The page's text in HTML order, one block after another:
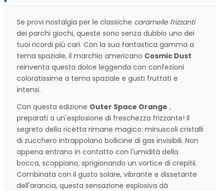
Se provi nostalgia per le classiche caramelle frizzanti
dei parchi giochi, queste sono senza dubbio uno dei
tuoi ricordi più cari. Con la sua fantastica gamma a
tema spaziale, il marchio americano Cosmic Dust
reinventa questa dolce leggenda con confezioni
coloratissime a tema spaziale e gusti fruttati e
intensi.
Con questa edizione Outer Space Orange ,
preparati a un'esplosione di freschezza frizzante! Il
segreto della ricetta rimane magico: minuscoli cristalli
di zucchero intrappolano bollicine di gas invisibili. Non
appena entrano in contatto con l'umidità della
bocca, scoppiano, sprigionando un vortice di crepitii.
Combinata con il gusto solare, vibrante e dissetante
dell'arancia, questa sensazione esplosiva dà